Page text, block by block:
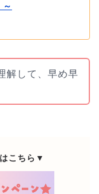
～
解して、早め早
こちら▼